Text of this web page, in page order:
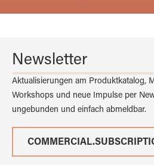
Newsletter
Aktualisierungen am Produktkatalog,
Workshops und neue Impulse per
ungebunden und einfach abmeldbar.